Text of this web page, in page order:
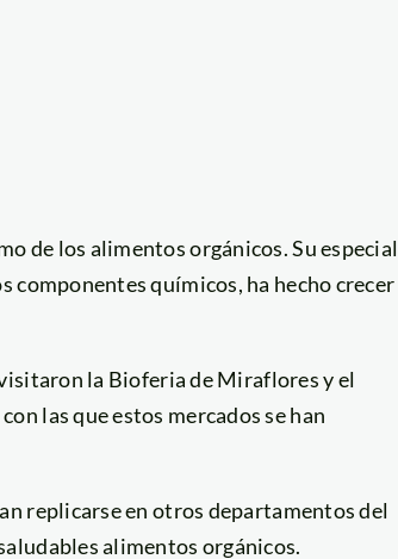
de los alimentos orgánicos. Su especial
químicos, ha hecho crecer
la Bioferia de Miraflores y el
las que estos mercados se han
replicarse en otros departamentos del
alimentos orgánicos.